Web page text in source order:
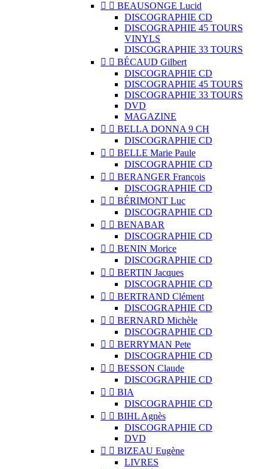
  BEAUSONGE Lucid
DISCOGRAPHIE CD
DISCOGRAPHIE 45 TOURS
VINYLS
DISCOGRAPHIE 33 TOURS
  BÉCAUD Gilbert
DISCOGRAPHIE CD
DISCOGRAPHIE 45 TOURS
DISCOGRAPHIE 33 TOURS
DVD
MAGAZINE
  BELLA DONNA 9 CH
DISCOGRAPHIE CD
  BELLE Marie Paule
DISCOGRAPHIE CD
  BERANGER François
DISCOGRAPHIE CD
  BÉRIMONT Luc
DISCOGRAPHIE CD
  BENABAR
DISCOGRAPHIE CD
  BENIN Morice
DISCOGRAPHIE CD
  BERTIN Jacques
DISCOGRAPHIE CD
  BERTRAND Clément
DISCOGRAPHIE CD
  BERNARD Michèle
DISCOGRAPHIE CD
  BERRYMAN Pete
DISCOGRAPHIE CD
  BESSON Claude
DISCOGRAPHIE CD
  BIA
DISCOGRAPHIE CD
  BIHL Agnès
DISCOGRAPHIE CD
DVD
  BIZEAU Eugène
LIVRES